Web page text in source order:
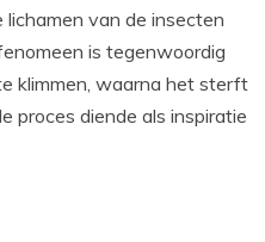
lichamen van de insecten
is tegenwoordig
klimmen, waarna het sterft
proces diende als inspiratie